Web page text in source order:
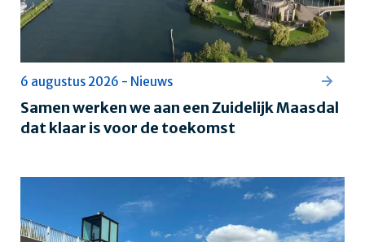
Samen werken we aan een Zuidelijk Maasdal
dat klaar is voor de toekomst
6 augustus 2026 - Nieuws